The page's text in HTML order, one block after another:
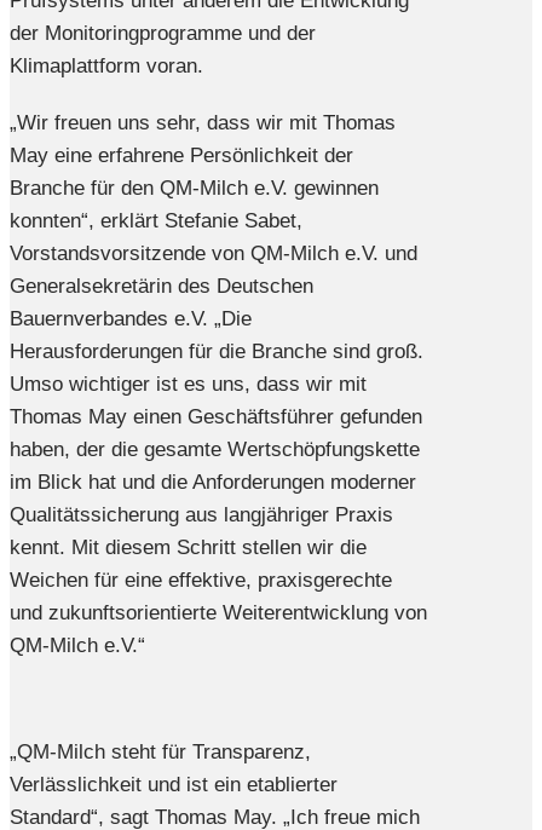
der Monitoringprogramme und der
Klimaplattform voran.
„Wir freuen uns sehr, dass wir mit Thomas
May eine erfahrene Persönlichkeit der
Branche für den QM-Milch e.V. gewinnen
konnten“, erklärt Stefanie Sabet,
Vorstandsvorsitzende von QM-Milch e.V. und
Generalsekretärin des Deutschen
Bauernverbandes e.V. „Die
Herausforderungen für die Branche sind groß.
Umso wichtiger ist es uns, dass wir mit
Thomas May einen Geschäftsführer gefunden
haben, der die gesamte Wertschöpfungskette
im Blick hat und die Anforderungen moderner
Qualitätssicherung aus langjähriger Praxis
kennt. Mit diesem Schritt stellen wir die
Weichen für eine effektive, praxisgerechte
und zukunftsorientierte Weiterentwicklung von
QM-Milch e.V.“
„QM-Milch steht für Transparenz,
Verlässlichkeit und ist ein etablierter
Standard“, sagt Thomas May. „Ich freue mich